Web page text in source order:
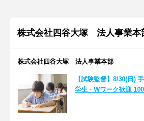
株式会社四谷大塚 法人事業本
株式会社四谷大塚 法人事業本部
【試験監督】8/30(日)
学生・Wワーク歓迎